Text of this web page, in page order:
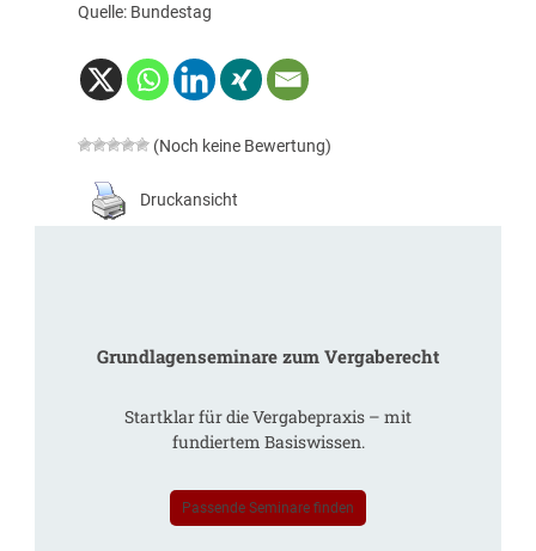
Quelle: Bundestag
(Noch keine Bewertung)
Druckansicht
Grundlagenseminare zum Vergaberecht
Startklar für die Vergabepraxis – mit
fundiertem Basiswissen.
Passende Seminare finden